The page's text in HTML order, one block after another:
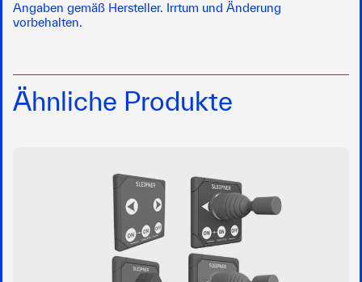
Angaben gemäß Hersteller. Irrtum und Änderung
vorbehalten.
Ähnliche Produkte